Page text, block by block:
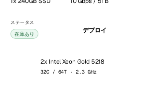
ステータス
在庫あり デプロイ
2x Intel Xeon Gold 5218
32C / 64T · 2.3 GHz